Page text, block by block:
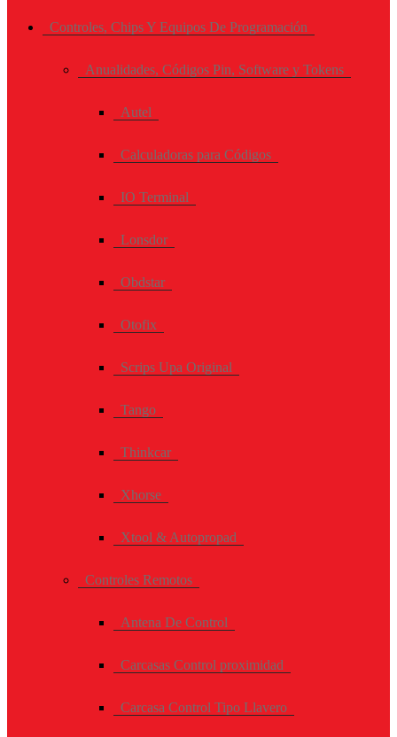
Controles, Chips Y Equipos De Programación
Anualidades, Códigos Pin, Software y Tokens
Autel
Calculadoras para Códigos
IO Terminal
Lonsdor
Obdstar
Otofix
Scrips Upa Original
Tango
Thinkcar
Xhorse
Xtool & Autopropad
Controles Remotos
Antena De Control
Carcasas Control proximidad
Carcasa Control Tipo Llavero